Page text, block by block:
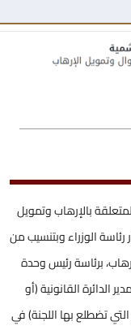
بالإرهاب وتمويل
الوزراء وبتنسيب من
برئاسة رئيس وحدة
القانونية (أو
تضطلع بها اللجنة) في